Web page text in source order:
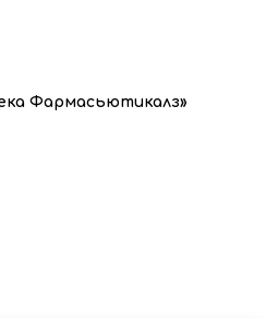
Фармасьютикалз»